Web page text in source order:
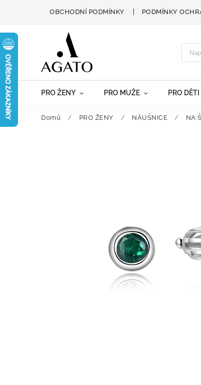
OBCHODNÍ PODMÍNKY PODMÍNKY
PRO ŽENY PRO MUŽE PRO
Domů / PRO ŽENY / NÁUŠNICE / NA